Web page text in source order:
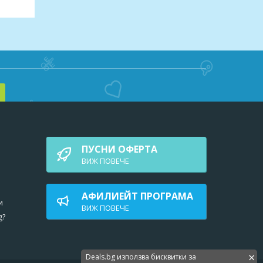
и
ПУСНИ ОФЕРТА
ВИЖ ПОВEЧЕ
АФИЛИЕЙТ ПРОГРАМА
ВИЖ ПОВEЧЕ
Deals.bg използва бисквитки за
×